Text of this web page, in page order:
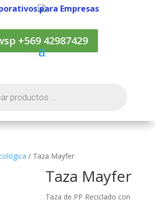
para Empresas
+569 42987429
/ Taza Mayfer
Taza Mayfer
Taza de PP Reciclado con